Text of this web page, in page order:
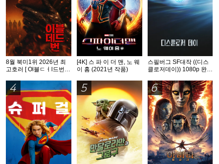
8월 북미1위 2026년 최
고호러 [ Ol블ㄷㅓl드번 ]
[4K] 스 파 이 더 맨, 노 웨
이 홈 (2021년 작품)
스필버그 SF대작 ((디스
클로저데이)) 1080p 완벽
4 5 6